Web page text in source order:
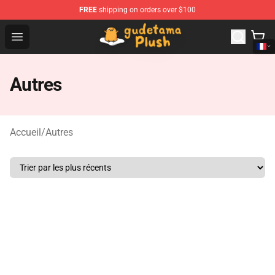
FREE shipping on orders over $100
Open menu
Gudetama Plush Shop - The Best Store of Gudetama
Autres
Accueil/Autres